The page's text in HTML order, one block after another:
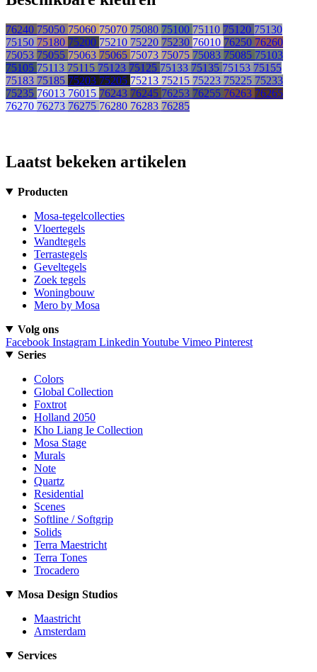
76240 75050 75060 75070 75080 75100 75110 75120 75130
75150 75180 75200 75210 75220 75230 76010 76250 76260
75053 75055 75063 75065 75073 75075 75083 75085 75103
75105 75113 75115 75123 75125 75133 75135 75153 75155
75183 75185 75203 75205 75213 75215 75223 75225 75233
75235 76013 76015 76243 76245 76253 76255 76263 76265
76270 76273 76275 76280 76283 76285
Laatst bekeken artikelen
Producten
Mosa-tegelcollecties
Vloertegels
Wandtegels
Terrastegels
Geveltegels
Zoek tegels
Woningbouw
Mero by Mosa
Volg ons
Facebook Instagram Linkedin Youtube Vimeo Pinterest
Series
Colors
Global Collection
Foxtrot
Holland 2050
Kho Liang Ie Collection
Mosa Stage
Murals
Note
Quartz
Residential
Scenes
Softline / Softgrip
Solids
Terra Maestricht
Terra Tones
Trocadero
Mosa Design Studios
Maastricht
Amsterdam
Services